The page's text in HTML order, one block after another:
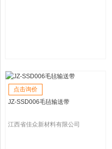
点击询价
JZ-SSD006毛毡输送带
江西省佳众新材料有限公司